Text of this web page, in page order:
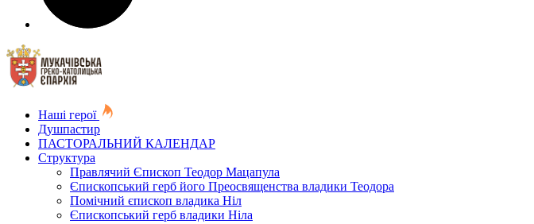
Наші герої
Душпастир
ПАСТОРАЛЬНИЙ КАЛЕНДАР
Структура
Правлячий Єпископ Теодор Мацапула
Єпископський герб його Преосвященства владики Теодора
Помічний єпископ владика Ніл
Єпископський герб владики Ніла